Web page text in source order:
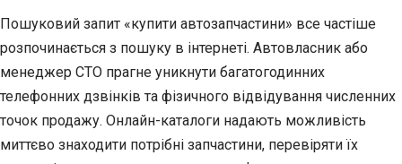
Пошуковий запит «купити автозапчастини» все частіше
розпочинається з пошуку в інтернеті. Автовласник або
менеджер СТО прагне уникнути багатогодинних
телефонних дзвінків та фізичного відвідування численних
точок продажу. Онлайн-каталоги надають можливість
миттєво знаходити потрібні запчастини, перевіряти їх